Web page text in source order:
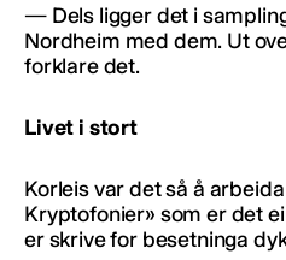
— Dels ligger det i
Nordheim med dem. Ut
forklare det.
Livet i stort
Korleis var det så å
Kryptofonier» som er det
er skrive for besetninga